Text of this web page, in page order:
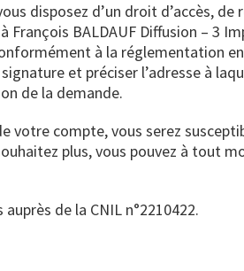
disposez d’un droit d’accès,
BALDAUF Diffusion – 3
à la réglementation
et préciser l’adresse à
de la demande.
compte, vous serez
plus, vous pouvez à tout
de la CNIL n°2210422.